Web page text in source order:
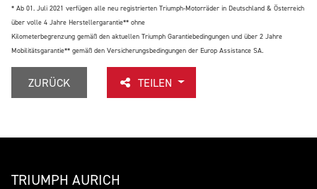
* Ab 01. Juli 2021 verfügen alle neu registrierten Triumph-Motorräder in Deutschland & Österreich
über volle 4 Jahre Herstellergarantie** ohne
Kilometerbegrenzung gemäß den aktuellen Triumph Garantiebedingungen und über 2 Jahre
Mobilitätsgarantie** gemäß den Versicherungsbedingungen der Europ Assistance SA.
ZURÜCK TEILEN
TRIUMPH AURICH